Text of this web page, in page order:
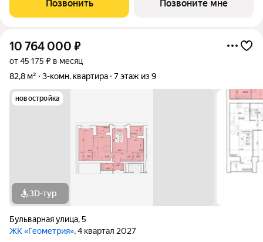
Позвонить Позвоните мне
10 764 000 ₽
от 45 175 ₽ в месяц
82,8 м²
3-комн. квартира 7 этаж из 9
новостройка
3D-тур
Бульварная улица,5
ЖК «Геометрия», 4 квартал 2027